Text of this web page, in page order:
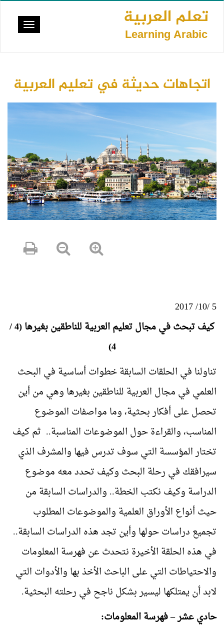
تجاوز
المحتوى
الرئيسي
تعلم العربية
Learning Arabic
Toggle
اتجاهات حديثة في تعليم العربية
5 /10/ 2017
كيف تبحث في مجال تعليم العربية للناطقين بغيرها (4 /
4)
تناولنا في الحلقات السابقة خطوات أساسية في البحث
العلمي في مجال العربية للناطقين بغيرها وهي من أين
تحصل على أفكار بحثية، وما مواصفات الموضوع
المناسب، والقراءة حول الموضوعات المناسبة.. ثم كيف
تختار المؤسسة التي سوف تدرس فيها والمشرف الذي
سيرافقك في رحلة البحث وكيف تحدد معه موضوع
الدراسة وكيف نكتب الخطة.. والدراسات السابقة من
حيث أنواع الأوراق العلمية والموضوعات المطلوب
تجميع دراسات حولها وأين تجد هذه الدراسات السابقة..
في هذه الحلقة الأخيرة نتحدث عن فهرسة المعلومات
والاحتياطات التي على الباحث الأخذ بها والأدوات التي
لابد أن يمتلكها ليسير بشكل ناجح في رحلته البحثية.
حادي عشر – فهرسة المعلومات: